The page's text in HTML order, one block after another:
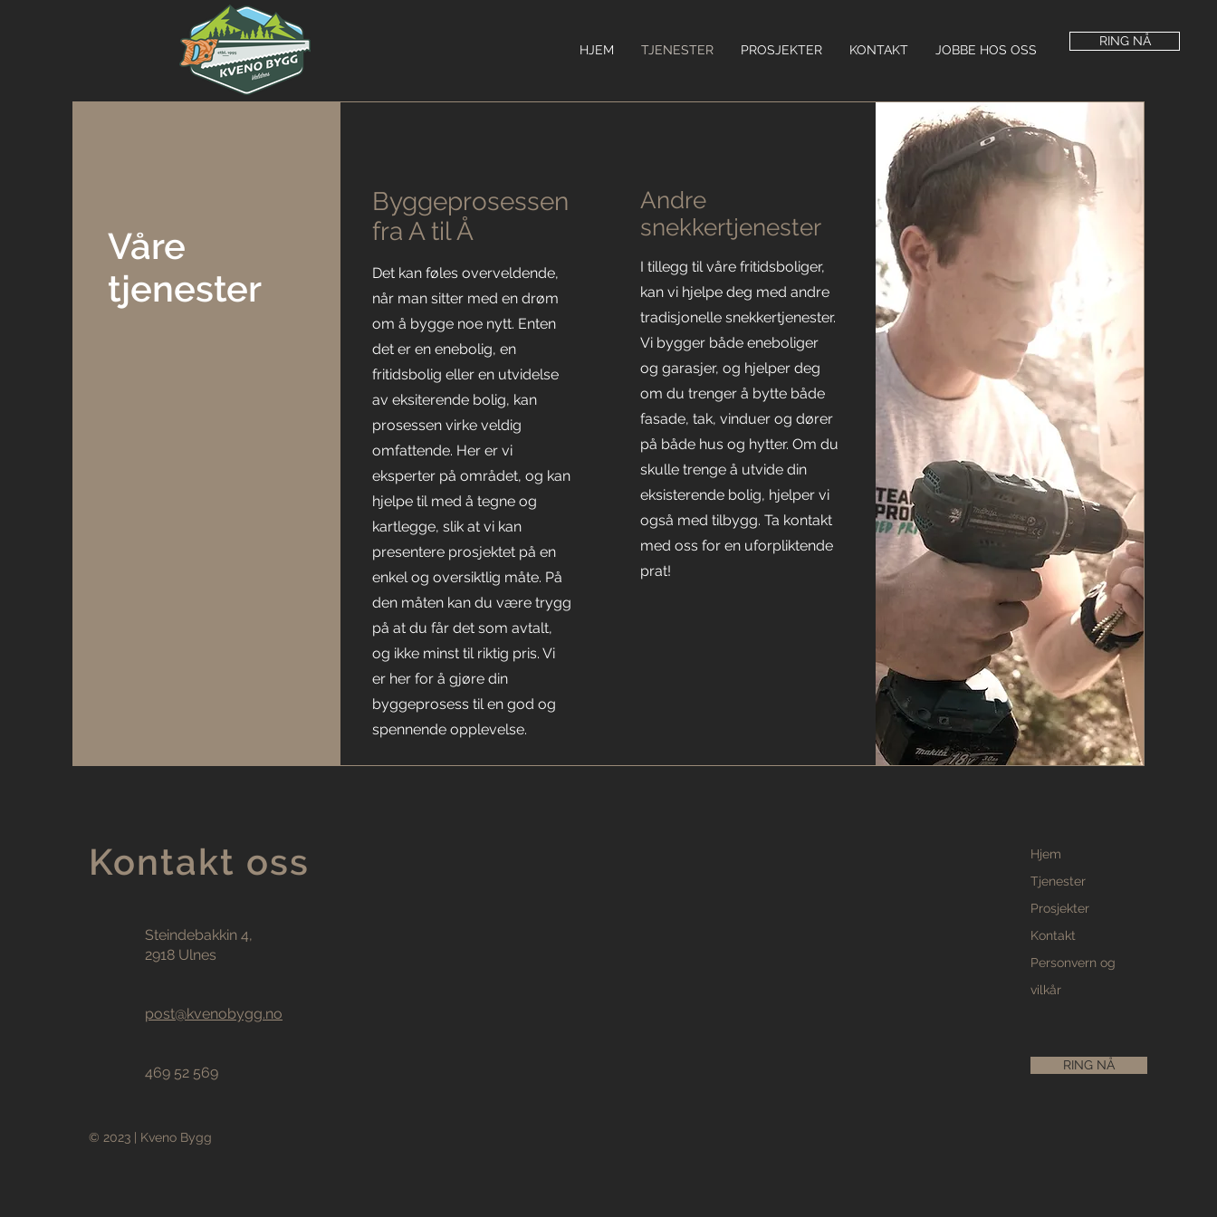
HJEM TJENESTER PROSJEKTER KONTAKT JOBBE HOS OSS
RING NÅ
Våre
tjenester
Byggeprosessen
fra A til Å
Det kan føles overveldende,
når man sitter med en drøm
om å bygge noe nytt. Enten
det er en enebolig, en
fritidsbolig eller en utvidelse
av eksiterende bolig, kan
prosessen virke veldig
omfattende. Her er vi
eksperter på området, og kan
hjelpe til med å tegne og
kartlegge, slik at vi kan
presentere prosjektet på en
enkel og oversiktlig måte. På
den måten kan du være trygg
på at du får det som avtalt,
og ikke minst til riktig pris. Vi
er her for å gjøre din
byggeprosess til en god og
spennende opplevelse.
Andre
snekkertjenester
I tillegg til våre fritidsboliger,
kan vi hjelpe deg med andre
tradisjonelle snekkertjenester.
Vi bygger både eneboliger
og garasjer, og hjelper deg
om du trenger å bytte både
fasade, tak, vinduer og dører
på både hus og hytter. Om du
skulle trenge å utvide din
eksisterende bolig, hjelper vi
også med tilbygg. Ta kontakt
med oss for en uforpliktende
prat!
Kontakt oss
Steindebakkin 4,
2918 Ulnes
post@kvenobygg.no
469 52 569
© 2023 | Kveno Bygg
Hjem
Tjenester
Prosjekter
Kontakt
Personvern og
vilkår
RING NÅ